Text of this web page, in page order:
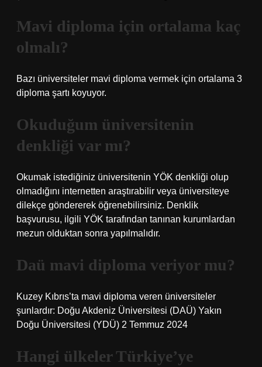
Mavi diploma için ortalama kaç
olmalı?
Bazı üniversiteler mavi diploma vermek için ortalama 3
diploma şartı koyuyor.
Okuduğum üniversitenin
denkliği var mı?
Okumak istediğiniz üniversitenin YÖK denkliği olup
olmadığını internetten araştırabilir veya üniversiteye
dilekçe göndererek öğrenebilirsiniz. Denklik
başvurusu, ilgili YÖK tarafından tanınan kurumlardan
mezun olduktan sonra yapılmalıdır.
Daü mavi diploma veriyor mu?
Kuzey Kıbrıs’ta mavi diploma veren üniversiteler
şunlardır: Doğu Akdeniz Üniversitesi (DAÜ) Yakın
Doğu Üniversitesi (YDÜ) 2 Temmuz 2024
Hangi ülkeler Türkiye’ye